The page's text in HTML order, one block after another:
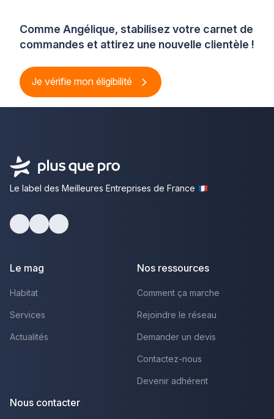
Comme Angélique, stabilisez votre carnet de
commandes et attirez une nouvelle clientèle !
Je vérifie mon éligibilité
Le label des Meilleures Entreprises de France
Le mag
Habitat
Services
Actualités
Nos ressources
Comment ça marche
Rejoindre le réseau
Demander un devis
Contactez-nous
Devenir adhérent
Nous contacter